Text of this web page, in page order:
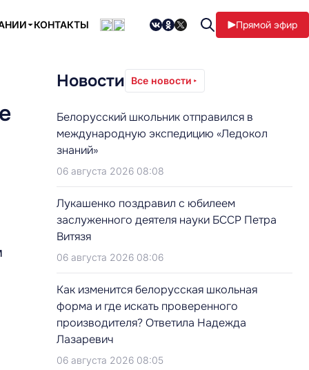
КОНТАКТЫ Прямой эфир
Новости Все новости
Белорусский школьник отправился в
международную экспедицию «Ледокол
знаний»
06 августа 2026 08:08
Лукашенко поздравил с юбилеем
заслуженного деятеля науки БССР Петра
Витязя
06 августа 2026 08:06
Как изменится белорусская школьная
форма и где искать проверенного
производителя? Ответила Надежда
Лазаревич
06 августа 2026 08:05